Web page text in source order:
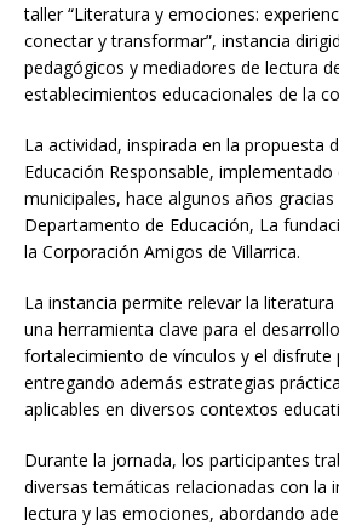
taller “Literatura y emociones:
conectar y transformar”, instancia
pedagógicos y mediadores de lectura
establecimientos educacionales de la
La actividad, inspirada en la propuesta
Educación Responsable, implementado
municipales, hace algunos años
Departamento de Educación, La
la Corporación Amigos de Villarrica.
La instancia permite relevar la
una herramienta clave para el
fortalecimiento de vínculos y el disfrute
entregando además estrategias
aplicables en diversos contextos
Durante la jornada, los participantes
diversas temáticas relacionadas con la
lectura y las emociones, abordando